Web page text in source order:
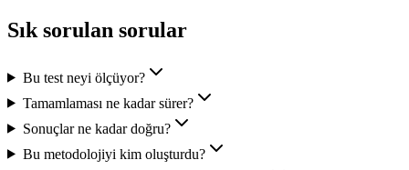
Sık sorulan sorular
Bu test neyi ölçüyor?
Tamamlaması ne kadar sürer?
Sonuçlar ne kadar doğru?
Bu metodolojiyi kim oluşturdu?